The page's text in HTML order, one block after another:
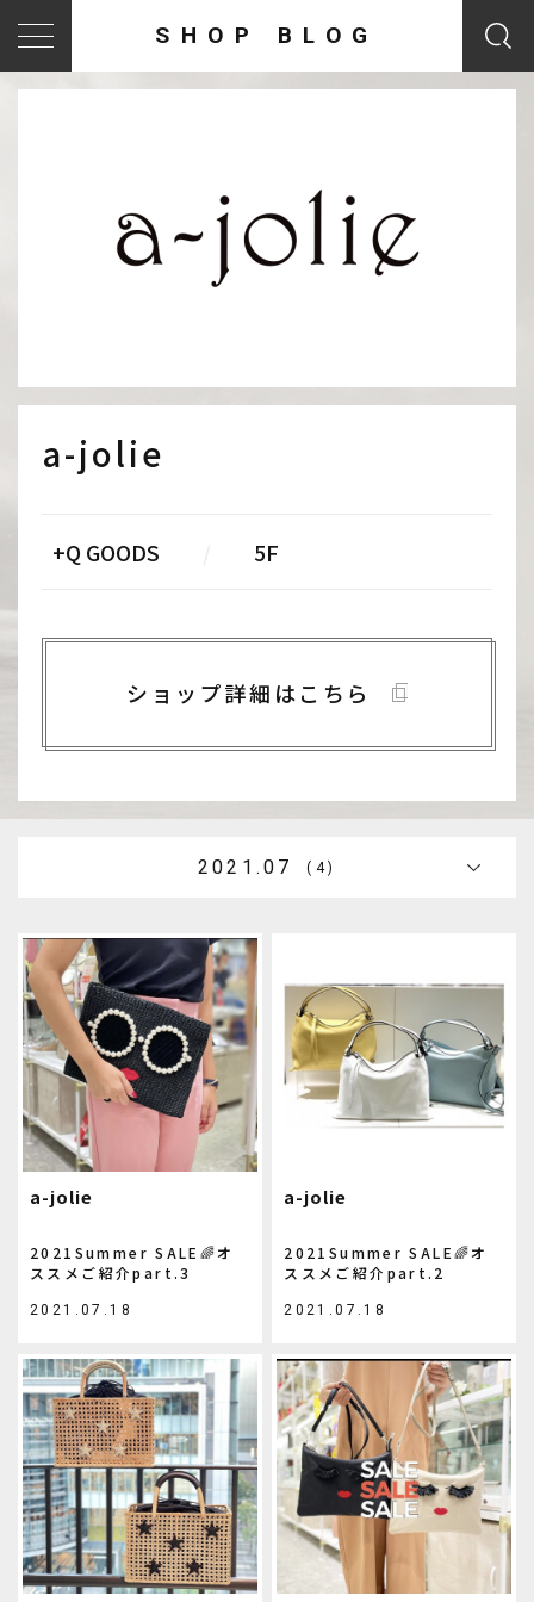
SHOP BLOG
a-jolie
+Q GOODS 5F
ショップ詳細はこちら
2021.07 (4)
a-jolie
2021Summer SALE🌈オ
ススメご紹介part.3
2021.07.18
a-jolie
2021Summer SALE🌈オ
ススメご紹介part.2
2021.07.18